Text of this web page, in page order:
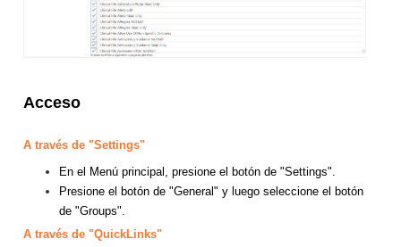
Acceso
A través de "Settings"
En el Menú principal, presione el botón de "Settings".
Presione el botón de "General" y luego seleccione el botón
de "Groups".
A través de "QuickLinks"